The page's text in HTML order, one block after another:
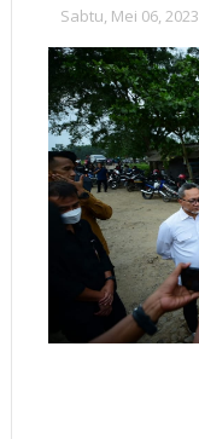
Sabtu, Mei 06, 2023